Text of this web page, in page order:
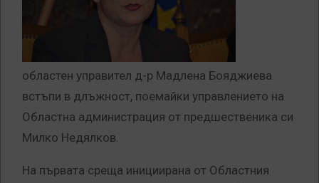
областен управител д-р Мадлена Бояджиева
встъпи в длъжност, поемайки управлението на
Областна администрация от предшественика си
Милко Недялков.
На първата среща инициирана от Областния